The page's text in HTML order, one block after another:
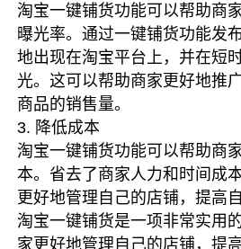
淘宝一键铺货功能可以帮助商
曝光率。通过一键铺货功能发
地出现在淘宝平台上，并在短
光。这可以帮助商家更好地推
商品的销售量。
3. 降低成本
淘宝一键铺货功能可以帮助商
本。省去了商家人力和时间成
更好地管理自己的店铺，提高
淘宝一键铺货是一项非常实用
家更好地管理自己的店铺，提